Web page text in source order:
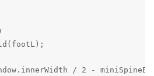
/ 2 -